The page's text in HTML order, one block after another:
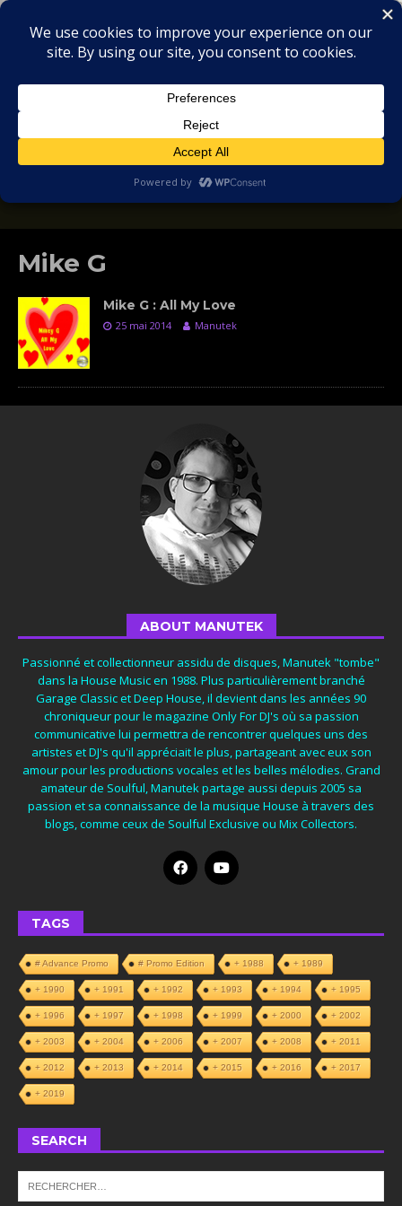
MIX
COLLECTORS
SOULFUL, DEEP HOUSE & GARAGE - MUSIC
Mike G
Mike G : All My Love
25 mai 2014 Manutek
ABOUT MANUTEK
Passionné et collectionneur assidu de disques, Manutek "tombe"
dans la House Music en 1988. Plus particulièrement branché
Garage Classic et Deep House, il devient dans les années 90
chroniqueur pour le magazine Only For DJ's où sa passion
communicative lui permettra de rencontrer quelques uns des
artistes et DJ's qu'il appréciait le plus, partageant avec eux son
amour pour les productions vocales et les belles mélodies. Grand
amateur de Soulful, Manutek partage aussi depuis 2005 sa
passion et sa connaissance de la musique House à travers des
blogs, comme ceux de Soulful Exclusive ou Mix Collectors.
TAGS
# Advance Promo # Promo Edition + 1988 + 1989
+ 1990 + 1991 + 1992 + 1993 + 1994 + 1995
+ 1996 + 1997 + 1998 + 1999 + 2000 + 2002
+ 2003 + 2004 + 2006 + 2007 + 2008 + 2011
+ 2012 + 2013 + 2014 + 2015 + 2016 + 2017
+ 2019
SEARCH